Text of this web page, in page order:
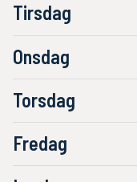
Tirsdag
Onsdag
Torsdag
Fredag